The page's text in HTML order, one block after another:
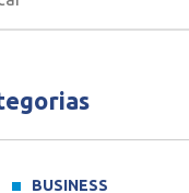
BUSINESS